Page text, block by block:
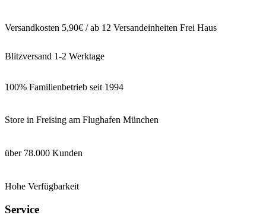
Versandkosten 5,90€ / ab 12 Versandeinheiten Frei Haus
Blitzversand 1-2 Werktage
100% Familienbetrieb seit 1994
Store in Freising am Flughafen München
über 78.000 Kunden
Hohe Verfügbarkeit
Service